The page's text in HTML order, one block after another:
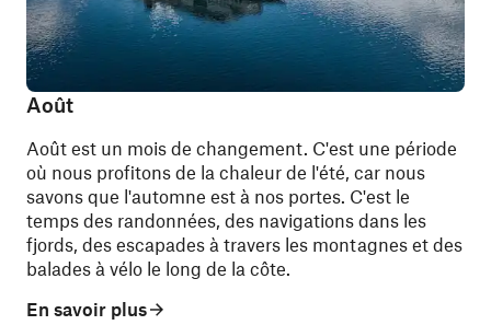
Août
Août est un mois de changement. C'est une période
où nous profitons de la chaleur de l'été, car nous
savons que l'automne est à nos portes. C'est le
temps des randonnées, des navigations dans les
fjords, des escapades à travers les montagnes et des
balades à vélo le long de la côte.
En savoir plus